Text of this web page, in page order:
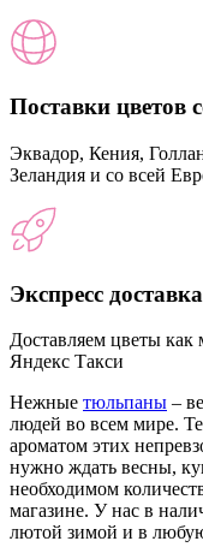
Поставки цветов
Эквадор, Кения,
Зеландия и со всей
Экспресс
Доставляем цветы
Яндекс Такси
Нежные тюльпаны –
людей во всем мире.
ароматом этих
нужно ждать весны,
необходимом
магазине. У нас в
лютой зимой и в